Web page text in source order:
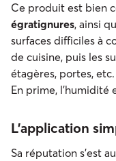
Ce produit est bien
égratignures, ainsi
surfaces difficiles à
de cuisine, puis les
étagères, portes,
En prime, l’humidité
L’application
Sa réputation s’est